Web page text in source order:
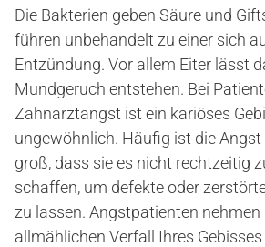
Die Bakterien geben Säure und
führen unbehandelt zu einer sich
Entzündung. Vor allem Eiter lässt
Mundgeruch entstehen. Bei
Zahnarztangst ist ein kariöses
ungewöhnlich. Häufig ist die
groß, dass sie es nicht rechtzeitig
schaffen, um defekte oder
zu lassen. Angstpatienten nehmen
allmählichen Verfall Ihres